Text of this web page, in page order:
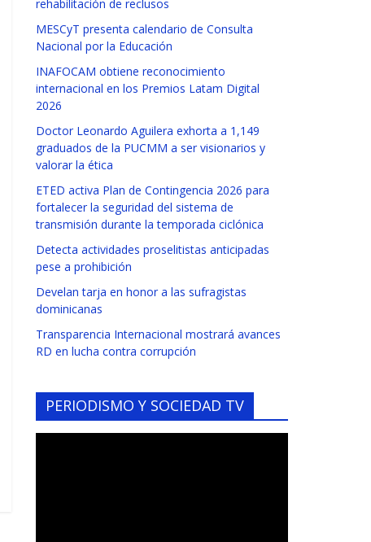
rehabilitación de reclusos
MESCyT presenta calendario de Consulta
Nacional por la Educación
INAFOCAM obtiene reconocimiento
internacional en los Premios Latam Digital
2026
Doctor Leonardo Aguilera exhorta a 1,149
graduados de la PUCMM a ser visionarios y
valorar la ética
ETED activa Plan de Contingencia 2026 para
fortalecer la seguridad del sistema de
transmisión durante la temporada ciclónica
Detecta actividades proselitistas anticipadas
pese a prohibición
Develan tarja en honor a las sufragistas
dominicanas
Transparencia Internacional mostrará avances
RD en lucha contra corrupción
PERIODISMO Y SOCIEDAD TV